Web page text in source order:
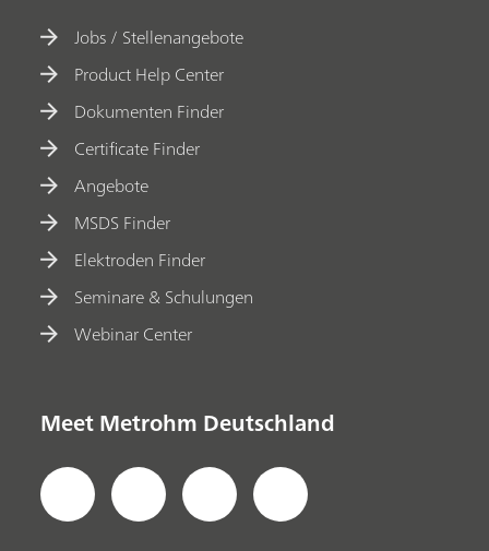
Jobs / Stellenangebote
Product Help Center
Dokumenten Finder
Certificate Finder
Angebote
MSDS Finder
Elektroden Finder
Seminare & Schulungen
Webinar Center
Meet Metrohm Deutschland